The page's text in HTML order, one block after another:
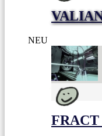
NEU
FRACT